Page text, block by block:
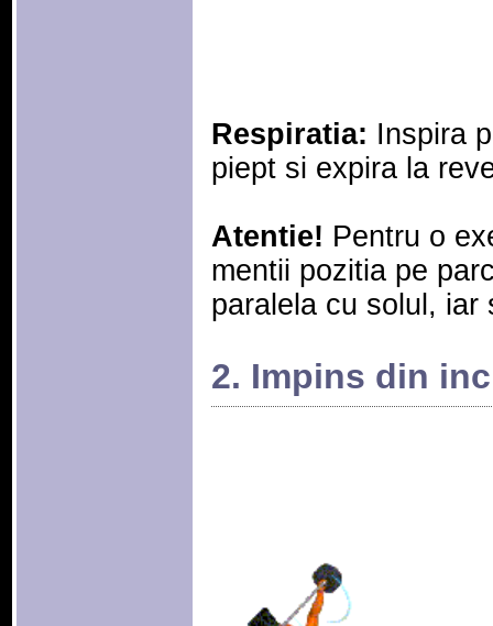
Respiratia: Inspira
piept si expira la
Atentie! Pentru o
mentii pozitia pe
paralela cu solul, iar
2. Impins din